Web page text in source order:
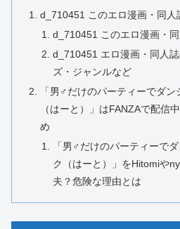
d_710451 このエロ漫画・同人
d_710451 このエロ漫画・
d_710451 エロ漫画・同人
ズ・ジャンルなど
「男♂だけのパーティーでダ
（はーと）」はFANZAで配信
め
「男♂だけのパーティーで
ク（はーと）」をHitomiや
夫？危険な理由とは